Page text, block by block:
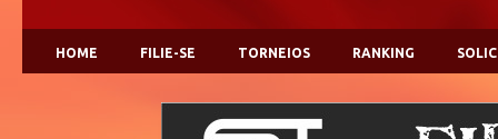
HOME FILIE-SE TORNEIOS RANKING